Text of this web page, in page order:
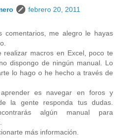
febrero 20, 2011
comentarios, me alegro le hayas
realizar macros en Excel, poco te
dispongo de ningún manual. Lo
lo hago o he hecho a través de
es navegar en foros y
la gente responda tus dudas.
algún manual para
más información.